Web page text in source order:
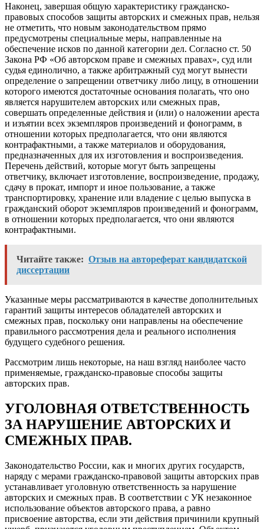
Наконец, завершая общую характеристику гражданско-
правовых способов защиты авторских и смежных прав, нельзя
не отметить, что новым законодательством прямо
предусмотрены специальные меры, направленные на
обеспечение исков по данной категории дел. Согласно ст. 50
Закона РФ «Об авторском праве и смежных правах», суд или
судья единолично, а также арбитражный суд могут вынести
определение о запрещении ответчику либо лицу, в отношении
которого имеются достаточные основания полагать, что оно
является нарушителем авторских или смежных прав,
совершать определенные действия и (или) о наложении ареста
и изъятии всех экземпляров произведений и фонограмм, в
отношении которых предполагается, что они являются
контрафактными, а также материалов и оборудования,
предназначенных для их изготовления и воспроизведения.
Перечень действий, которые могут быть запрещены
ответчику, включает изготовление, воспроизведение, продажу,
сдачу в прокат, импорт и иное пользование, а также
транспортировку, хранение или владение с целью выпуска в
гражданский оборот экземпляров произведений и фонограмм,
в отношении которых предполагается, что они являются
контрафактными.
Читайте также: Отзыв на автореферат кандидатской
диссертации
Указанные меры рассматриваются в качестве дополнительных
гарантий защиты интересов обладателей авторских и
смежных прав, поскольку они направлены на обеспечение
правильного рассмотрения дела и реального исполнения
будущего судебного решения.
Рассмотрим лишь некоторые, на наш взгляд наиболее часто
применяемые, гражданско-правовые способы защиты
авторских прав.
УГОЛОВНАЯ ОТВЕТСТВЕННОСТЬ
ЗА НАРУШЕНИЕ АВТОРСКИХ И
СМЕЖНЫХ ПРАВ.
Законодательство России, как и многих других государств,
наряду с мерами гражданско-правовой защиты авторских прав
устанавливает уголовную ответственность за нарушение
авторских и смежных прав. В соответствии с УК незаконное
использование объектов авторского права, а равно
присвоение авторства, если эти действия причинили крупный